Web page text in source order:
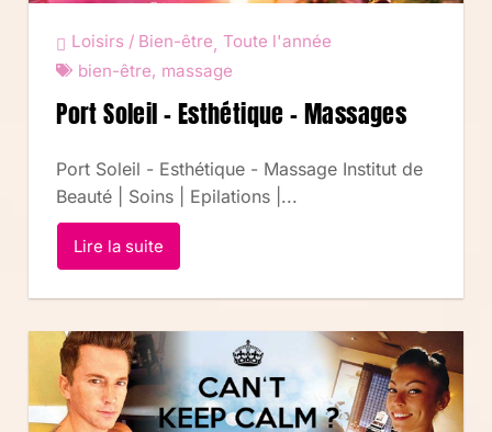
Loisirs / Bien-être, Toute l'année
bien-être, massage
Port Soleil – Esthétique – Massages
Port Soleil - Esthétique - Massage Institut de
Beauté | Soins | Epilations |...
Lire la suite